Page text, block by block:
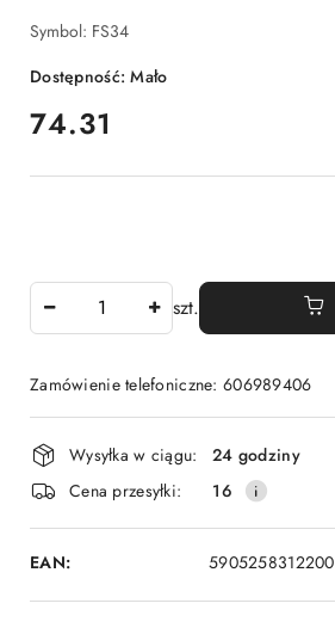
Symbol: FS34
Dostępność:Mało
cena:
74.31
szt.
Zamówienie telefoniczne: 606989406
Dostępność
i
dostawa
Wysyłka w ciągu:
24 godziny
Cena przesyłki:
16
EAN: 5905258312200